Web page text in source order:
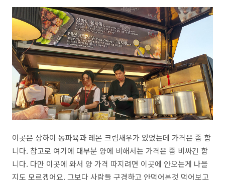
이곳은 상하이 동파육과 레몬 크림새우가 있었는데 가격은 좀 합
니다. 참고로 여기에 대부분 양에 비해서는 가격은 좀 비싸긴 합
니다. 다만 이곳에 와서 양 가격 따지려면 이곳에 안오는게 나을
지도 모르겠어요. 그보다 사람들 구경하고 안먹어본것 먹어보고